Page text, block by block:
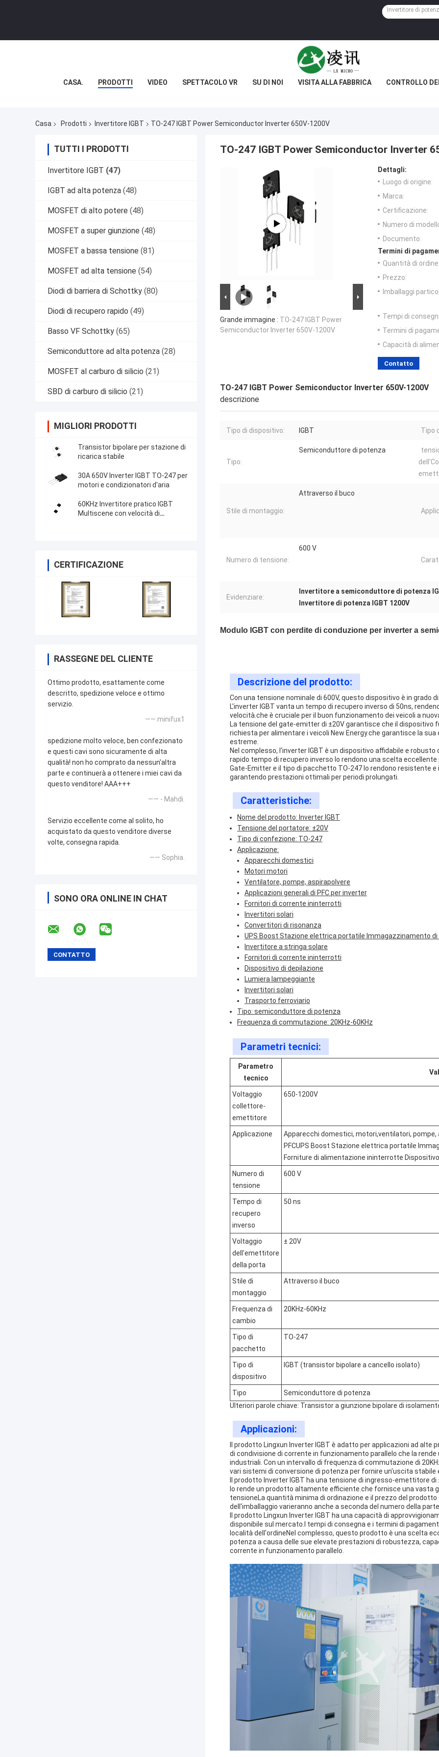
CASA. PRODOTTI VIDEO SPETTACOLO VR SU DI NOI VISITA ALLA FABBRICA CONTROLLO
Casa Prodotti Invertitore IGBT TO-247 IGBT Power Semiconductor Inverter 650V-1200V
TUTTI I PRODOTTI
Invertitore IGBT (47)
IGBT ad alta potenza (48)
MOSFET di alto potere (48)
MOSFET a super giunzione (48)
MOSFET a bassa tensione (81)
MOSFET ad alta tensione (54)
Diodi di barriera di Schottky (80)
Diodi di recupero rapido (49)
Basso VF Schottky (65)
Semiconduttore ad alta potenza (28)
MOSFET al carburo di silicio (21)
SBD di carburo di silicio (21)
MIGLIORI PRODOTTI
Transistor bipolare per stazione di
ricarica stabile
30A 650V Inverter IGBT TO-247 per
motori e condizionatori d'aria
60KHz Invertitore pratico IGBT
Multiscene con velocità di
CERTIFICAZIONE
RASSEGNE DEL CLIENTE
Ottimo prodotto, esattamente come
descritto, spedizione veloce e ottimo
servizio.
—— minifux1
spedizione molto veloce, ben confezionato
e questi cavi sono sicuramente di alta
qualità! non ho comprato da nessun'altra
parte e continuerà a ottenere i miei cavi da
questo venditore! AAA+++
—— - Mahdi.
Servizio eccellente come al solito, ho
acquistato da questo venditore diverse
volte, consegna rapida.
—— Sophia.
SONO ORA ONLINE IN CHAT
TO-247 IGBT Power Semiconductor Inverter
Grande immagine : TO-247 IGBT Power
Semiconductor Inverter 650V-1200V
Dettagli:
Luogo di origine:
Marca:
Certificazione:
Numero di
Documento:
Termini di
Quantità di
Prezzo:
Imballaggi
Tempi di
Termini di
Capacità di
Contatto
TO-247 IGBT Power Semiconductor Inverter 650V-1200V
descrizione
Tipo di dispositivo: IGBT Tipo
Tipo:
Semiconduttore di potenza
Stile di montaggio:
Attraverso il buco
Numero di tensione:
600 V
Evidenziare:
Invertitore a semiconduttore di potenza
Invertitore di potenza IGBT 1200V
Modulo IGBT con perdite di conduzione per inverter a
Descrizione del prodotto:
Con una tensione nominale di 600V, questo dispositivo è in grado
L'inverter IGBT vanta un tempo di recupero inverso di 50ns,
velocità.che è cruciale per il buon funzionamento dei veicoli a
La tensione del gate-emitter di ±20V garantisce che il dispositivo
richiesta per alimentare i veicoli New Energy.che garantisce la
estreme.
Nel complesso, l'inverter IGBT è un dispositivo affidabile e robusto
rapido tempo di recupero inverso lo rendono una scelta
Gate-Emitter e il tipo di pacchetto TO-247 lo rendono resistente e
garantendo prestazioni ottimali per periodi prolungati.
Caratteristiche:
Nome del prodotto: Inverter IGBT
Tensione del portatore: ±20V
Tipo di confezione: TO-247
Applicazione:
Apparecchi domestici
Motori motori
Ventilatore, pompe, aspirapolvere
Applicazioni generali di PFC per inverter
Fornitori di corrente ininterrotti
Invertitori solari
Convertitori di risonanza
UPS Boost Stazione elettrica portatile Immagazzinamento di
Invertitore a stringa solare
Fornitori di corrente ininterrotti
Dispositivo di depilazione
Lumiera lampeggiante
Invertitori solari
Trasporto ferroviario
Tipo: semiconduttore di potenza
Frequenza di commutazione: 20KHz-60KHz
Parametri tecnici:
Parametro
tecnico
Voltaggio
collettore-
emettitore
650-1200V
Applicazione
Apparecchi domestici, motori,ventilatori,
PFCUPS Boost Stazione elettrica portatile
Forniture di alimentazione ininterrotte
Numero di
tensione
600 V
Tempo di
recupero
inverso
50 ns
Voltaggio
dell'emettitore
della porta
± 20V
Stile di
montaggio
Attraverso il buco
Frequenza di
cambio
20KHz-60KHz
Tipo di
pacchetto
TO-247
Tipo di
dispositivo
IGBT (transistor bipolare a cancello isolato)
Tipo
Semiconduttore di potenza
Ulteriori parole chiave: Transistor a giunzione bipolare di
Applicazioni:
Il prodotto Lingxun Inverter IGBT è adatto per applicazioni ad
di condivisione di corrente in funzionamento parallelo che la
industriali. Con un intervallo di frequenza di commutazione di
vari sistemi di conversione di potenza per fornire un'uscita stabile
Il prodotto Inverter IGBT ha una tensione di ingresso-emettitore
lo rende un prodotto altamente efficiente.che fornisce una vasta
tensioneLa quantità minima di ordinazione e il prezzo del
dell'imballaggio varieranno anche a seconda del numero della
Il prodotto Lingxun Inverter IGBT ha una capacità di
disponibile sul mercato.I tempi di consegna e i termini di
località dell'ordineNel complesso, questo prodotto è una scelta
potenza a causa delle sue elevate prestazioni di robustezza,
corrente in funzionamento parallelo.